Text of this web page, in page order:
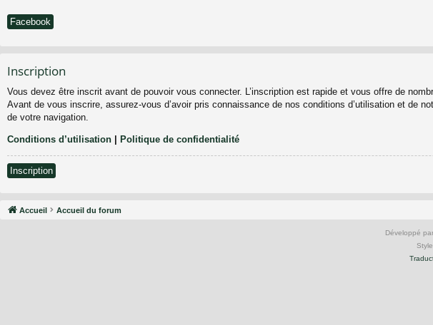
Facebook
Inscription
Vous devez être inscrit avant de pouvoir vous connecter. L’inscription est rapide et vous offre de
Avant de vous inscrire, assurez-vous d’avoir pris connaissance de nos conditions d’utilisation et de
de votre navigation.
Conditions d’utilisation | Politique de confidentialité
Inscription
Accueil Accueil du forum
Développé par